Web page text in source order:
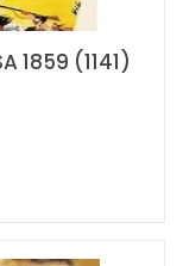
1859 (1141)